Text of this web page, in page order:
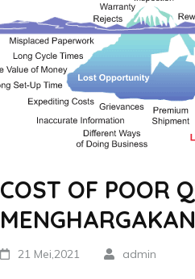
COST OF POOR
21 Mei,2021 admin